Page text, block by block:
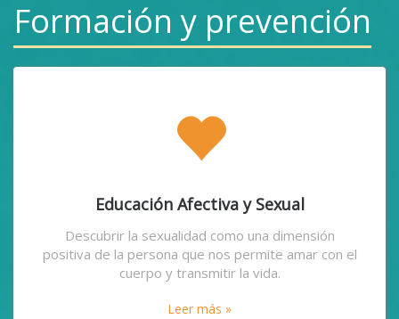
Formación y prevención
Educación Afectiva y Sexual
Descubrir la sexualidad como una dimensión
positiva de la persona que nos permite amar con el
cuerpo y transmitir la vida.
Leer más »